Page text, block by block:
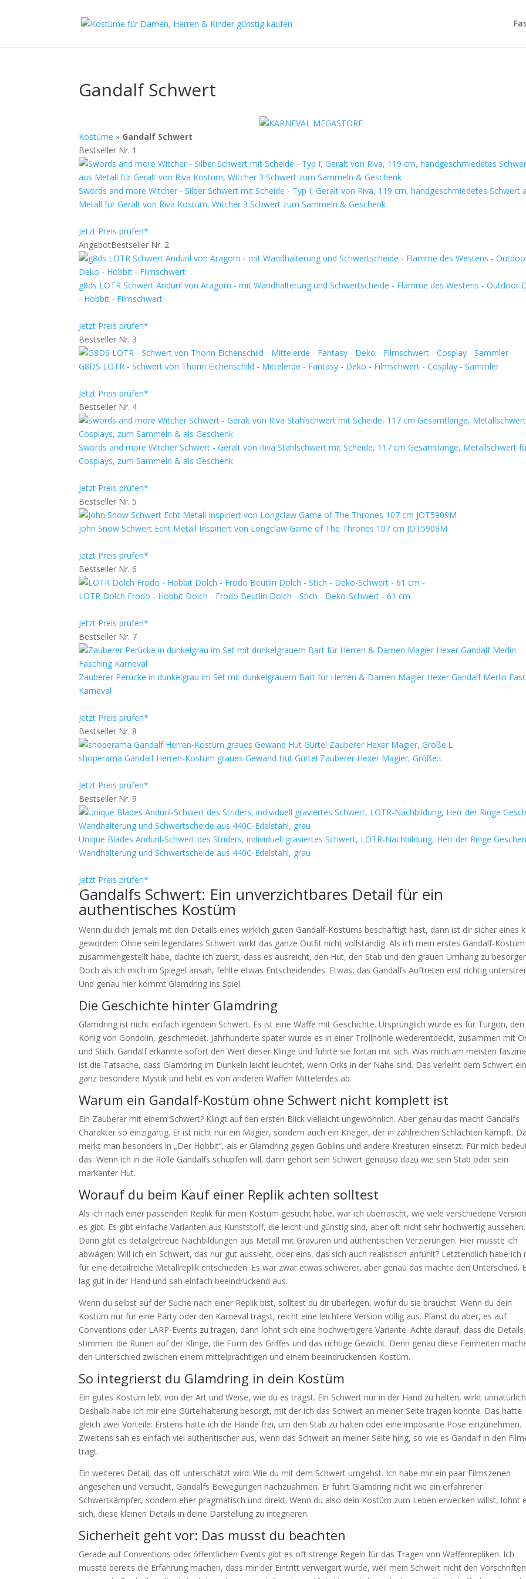
Gandalf Schwert
Kostüme » Gandalf Schwert
Bestseller Nr. 1
Swords and more Witcher - Silber Schwert mit Scheide - Typ I, Geralt von Riva, 119 cm, handgeschmiedetes Schwert
Metall für Geralt von Riva Kostüm, Witcher 3 Schwert zum Sammeln & Geschenk
Jetzt Preis prüfen*
AngebotBestseller Nr. 2
g8ds LOTR Schwert Anduril von Aragorn - mit Wandhalterung und Schwertscheide - Flamme des Westens - Outdoor
- Hobbit - Filmschwert
Jetzt Preis prüfen*
Bestseller Nr. 3
G8DS LOTR - Schwert von Thorin Eichenschild - Mittelerde - Fantasy - Deko - Filmschwert - Cosplay - Sammler
Jetzt Preis prüfen*
Bestseller Nr. 4
Swords and more Witcher Schwert - Geralt von Riva Stahlschwert mit Scheide, 117 cm Gesamtlänge, Metallschwert
Cosplays, zum Sammeln & als Geschenk
Jetzt Preis prüfen*
Bestseller Nr. 5
John Snow Schwert Echt Metall Inspiriert von Longclaw Game of The Thrones 107 cm JOT5909M
Jetzt Preis prüfen*
Bestseller Nr. 6
LOTR Dolch Frodo - Hobbit Dolch - Frodo Beutlin Dolch - Stich - Deko-Schwert - 61 cm -
Jetzt Preis prüfen*
Bestseller Nr. 7
Zauberer Perücke in dunkelgrau im Set mit dunkelgrauem Bart für Herren & Damen Magier Hexer Gandalf Merlin
Karneval
Jetzt Preis prüfen*
Bestseller Nr. 8
shoperama Gandalf Herren-Kostüm graues Gewand Hut Gürtel Zauberer Hexer Magier, Größe:L
Jetzt Preis prüfen*
Bestseller Nr. 9
Unique Blades Anduril-Schwert des Striders, individuell graviertes Schwert, LOTR-Nachbildung, Herr der Ringe
Wandhalterung und Schwertscheide aus 440C-Edelstahl, grau
Jetzt Preis prüfen*
Gandalfs Schwert: Ein unverzichtbares Detail für ein
authentisches Kostüm
Wenn du dich jemals mit den Details eines wirklich guten Gandalf-Kostüms beschäftigt hast, dann ist dir sicher eines
geworden: Ohne sein legendäres Schwert wirkt das ganze Outfit nicht vollständig. Als ich mein erstes Gandalf-Kostüm
zusammengestellt habe, dachte ich zuerst, dass es ausreicht, den Hut, den Stab und den grauen Umhang zu
Doch als ich mich im Spiegel ansah, fehlte etwas Entscheidendes. Etwas, das Gandalfs Auftreten erst richtig
Und genau hier kommt Glamdring ins Spiel.
Die Geschichte hinter Glamdring
Glamdring ist nicht einfach irgendein Schwert. Es ist eine Waffe mit Geschichte. Ursprünglich wurde es für Turgon, den
König von Gondolin, geschmiedet. Jahrhunderte später wurde es in einer Trollhöhle wiederentdeckt, zusammen mit
und Stich. Gandalf erkannte sofort den Wert dieser Klinge und führte sie fortan mit sich. Was mich am meisten
ist die Tatsache, dass Glamdring im Dunkeln leicht leuchtet, wenn Orks in der Nähe sind. Das verleiht dem Schwert
ganz besondere Mystik und hebt es von anderen Waffen Mittelerdes ab.
Warum ein Gandalf-Kostüm ohne Schwert nicht komplett ist
Ein Zauberer mit einem Schwert? Klingt auf den ersten Blick vielleicht ungewöhnlich. Aber genau das macht Gandalfs
Charakter so einzigartig. Er ist nicht nur ein Magier, sondern auch ein Krieger, der in zahlreichen Schlachten kämpft.
merkt man besonders in „Der Hobbit“, als er Glamdring gegen Goblins und andere Kreaturen einsetzt. Für mich
das: Wenn ich in die Rolle Gandalfs schüpfen will, dann gehört sein Schwert genauso dazu wie sein Stab oder sein
markanter Hut.
Worauf du beim Kauf einer Replik achten solltest
Als ich nach einer passenden Replik für mein Kostüm gesucht habe, war ich überrascht, wie viele verschiedene
es gibt. Es gibt einfache Varianten aus Kunststoff, die leicht und günstig sind, aber oft nicht sehr hochwertig aussehen.
Dann gibt es detailgetreue Nachbildungen aus Metall mit Gravuren und authentischen Verzierungen. Hier musste ich
abwägen: Will ich ein Schwert, das nur gut aussieht, oder eins, das sich auch realistisch anfühlt? Letztendlich habe ich
für eine detailreiche Metallreplik entschieden. Es war zwar etwas schwerer, aber genau das machte den Unterschied.
lag gut in der Hand und sah einfach beeindruckend aus.
Wenn du selbst auf der Suche nach einer Replik bist, solltest du dir überlegen, wofür du sie brauchst. Wenn du dein
Kostüm nur für eine Party oder den Karneval trägst, reicht eine leichtere Version völlig aus. Planst du aber, es auf
Conventions oder LARP-Events zu tragen, dann lohnt sich eine hochwertigere Variante. Achte darauf, dass die Details
stimmen: die Runen auf der Klinge, die Form des Griffes und das richtige Gewicht. Denn genau diese Feinheiten
den Unterschied zwischen einem mittelprächtigen und einem beeindruckenden Kostüm.
So integrierst du Glamdring in dein Kostüm
Ein gutes Kostüm lebt von der Art und Weise, wie du es trägst. Ein Schwert nur in der Hand zu halten, wirkt
Deshalb habe ich mir eine Gürtelhalterung besorgt, mit der ich das Schwert an meiner Seite tragen konnte. Das hatte
gleich zwei Vorteile: Erstens hatte ich die Hände frei, um den Stab zu halten oder eine imposante Pose einzunehmen.
Zweitens sah es einfach viel authentischer aus, wenn das Schwert an meiner Seite hing, so wie es Gandalf in den
trägt.
Ein weiteres Detail, das oft unterschätzt wird: Wie du mit dem Schwert umgehst. Ich habe mir ein paar Filmszenen
angesehen und versucht, Gandalfs Bewegungen nachzuahmen. Er führt Glamdring nicht wie ein erfahrener
Schwertkämpfer, sondern eher pragmatisch und direkt. Wenn du also dein Kostüm zum Leben erwecken willst, lohnt
sich, diese kleinen Details in deine Darstellung zu integrieren.
Sicherheit geht vor: Das musst du beachten
Gerade auf Conventions oder öffentlichen Events gibt es oft strenge Regeln für das Tragen von Waffenrepliken. Ich
musste bereits die Erfahrung machen, dass mir der Eintritt verweigert wurde, weil mein Schwert nicht den Vorschriften